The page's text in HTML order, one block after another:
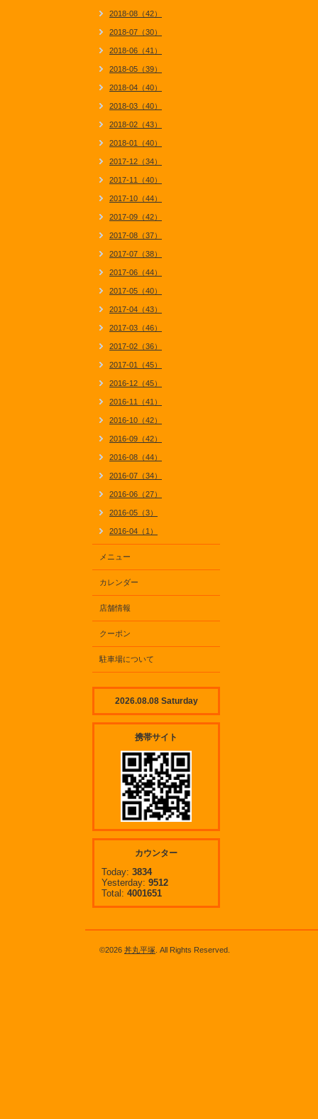
2018-08（42）
2018-07（30）
2018-06（41）
2018-05（39）
2018-04（40）
2018-03（40）
2018-02（43）
2018-01（40）
2017-12（34）
2017-11（40）
2017-10（44）
2017-09（42）
2017-08（37）
2017-07（38）
2017-06（44）
2017-05（40）
2017-04（43）
2017-03（46）
2017-02（36）
2017-01（45）
2016-12（45）
2016-11（41）
2016-10（42）
2016-09（42）
2016-08（44）
2016-07（34）
2016-06（27）
2016-05（3）
2016-04（1）
メニュー
カレンダー
店舗情報
クーポン
駐車場について
2026.08.08 Saturday
携帯サイト
カウンター
Today: 3834
Yesterday: 9512
Total: 4001651
©2026 丼丸平塚 . All Rights Reserved.